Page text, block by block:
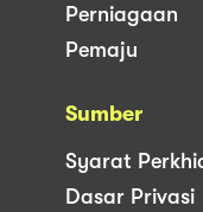
Perniagaan
Pemaju
Sumber
Syarat
Dasar Privasi